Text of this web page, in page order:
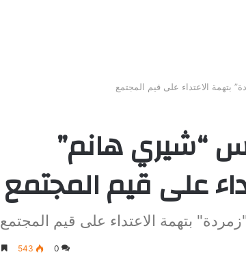
بتهمة الاعتداء على قيم المجتمع
“شيري هانم”
على قيم المجتمع
بتهمة الاعتداء على قيم المجتمع
0
543